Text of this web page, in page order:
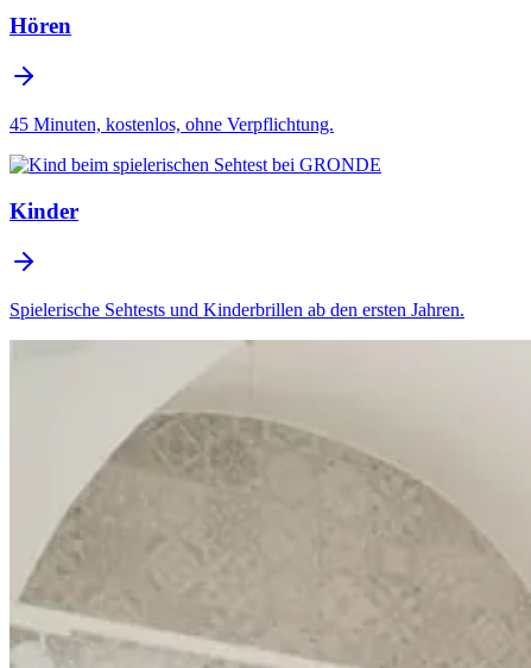
Hören
45 Minuten, kostenlos, ohne Verpflichtung.
Kinder
Spielerische Sehtests und Kinderbrillen ab den ersten Jahren.